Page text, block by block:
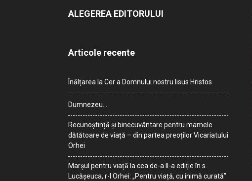
ALEGEREA EDITORULUI
Articole recente
Înălțarea la Cer a Domnului nostru Iisus Hristos
Dumnezeu…
Recunoștință și binecuvântare pentru mamele
dătătoare de viață – din partea preoților Vicariatului
Orhei
Marșul pentru viață la cea de-a II-a ediție în s.
Lucășeuca, r-l Orhei: „Pentru viață, cu inimă curată”